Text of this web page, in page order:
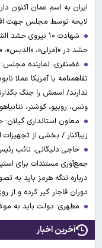
ایران به اسم عمان اکنون
لایحه توسط مجلس جهت
شهادت ۱۰ نیروی
حشد در »آمرلی»، «الدبس»،
غضنفری، نماینده مجلس:
تفاهمنامه با آمریکا
ندارند/ اسمش را جنگ
ونس، روبیو، کوشنر،
معاون استانداری گیلان:
زیباکنار / بخشی از
حاجی دلیگانی، نائب
جمع‌آوری مستندات برای
درباره تنگه هرمز باید به
دوران قاجار گیر کرده و
مطهری: دولت باید به
آخرین اخبار